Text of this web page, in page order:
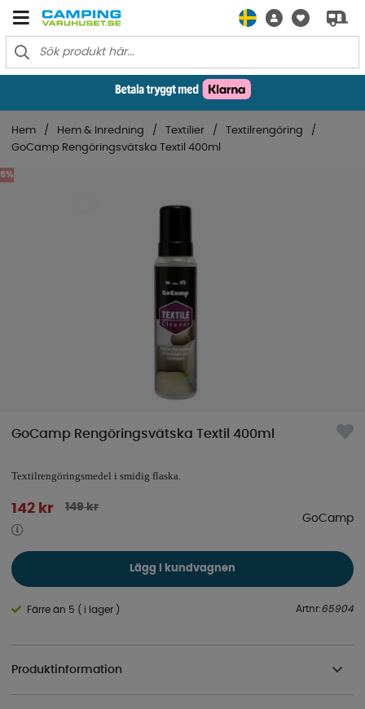
Hem Hem & Inredning Textilier
Textilrengöring
GoCamp Rengöringsvätska Textil 400ml
5
GoCamp Rengöringsvätska Textil 400ml
Textilrengöringsmedel i smidig flaska.
149kr
142 kr
GoCamp
Lägg i kundvagnen
Färre än 5 ( i lager ) Artnr:65904
Produktinformation